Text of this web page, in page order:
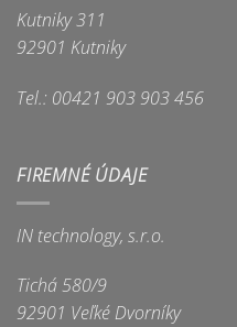
Kutniky 311
92901 Kutniky
Tel.: 00421 903 903 456
FIREMNÉ ÚDAJE
IN technology, s.r.o.
Tichá 580/9
92901 Veľké Dvorníky